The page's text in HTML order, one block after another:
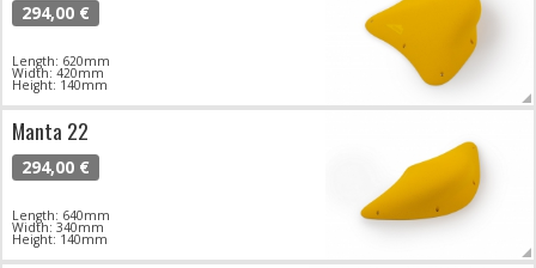
294,00 €
Length: 620mm
Width: 420mm
Height: 140mm
Manta 22
294,00 €
Length: 640mm
Width: 340mm
Height: 140mm